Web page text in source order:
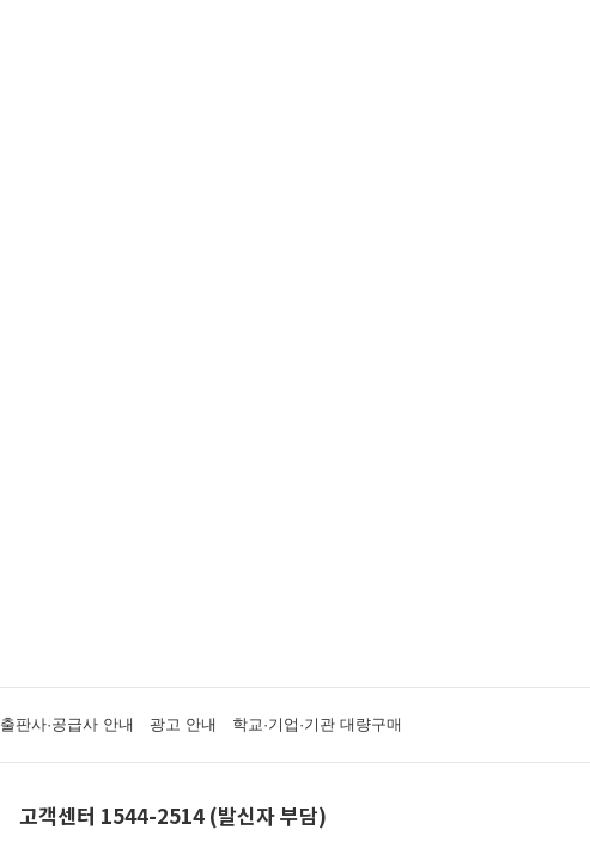
출판사·공급사 안내 광고 안내 학교·기업·기관 대량구매
고객센터 1544-2514 (발신자 부담)